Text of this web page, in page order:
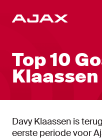
Top 10
Klaassen
Davy Klaassen is
eerste periode voor